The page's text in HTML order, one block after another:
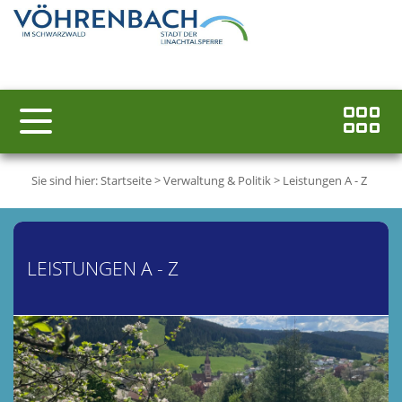
Sie sind hier:Startseite>Verwaltung & Politik> Leistungen A - Z
LEISTUNGEN A - Z